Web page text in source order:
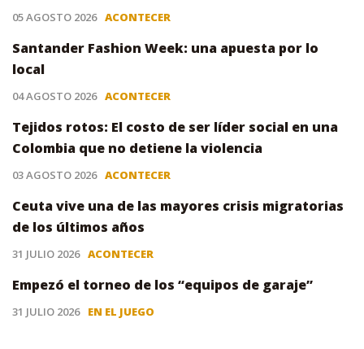
05 AGOSTO 2026 ACONTECER
Santander Fashion Week: una apuesta por lo
local
04 AGOSTO 2026 ACONTECER
Tejidos rotos: El costo de ser líder social en una
Colombia que no detiene la violencia
03 AGOSTO 2026 ACONTECER
Ceuta vive una de las mayores crisis migratorias
de los últimos años
31 JULIO 2026 ACONTECER
Empezó el torneo de los “equipos de garaje”
31 JULIO 2026 EN EL JUEGO